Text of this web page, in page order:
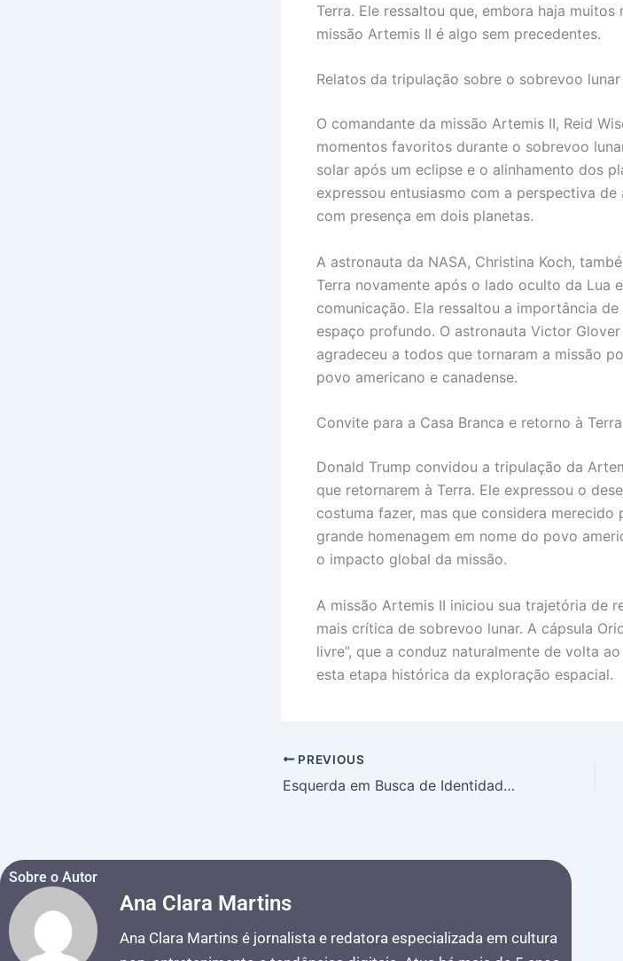
Terra. Ele ressaltou que, embora haja
missão Artemis II é algo sem precedentes.
Relatos da tripulação sobre o sobrevoo lunar
O comandante da missão Artemis II, Reid
momentos favoritos durante o sobrevoo
solar após um eclipse e o alinhamento dos
expressou entusiasmo com a perspectiva
com presença em dois planetas.
A astronauta da NASA, Christina Koch,
Terra novamente após o lado oculto da Lua
comunicação. Ela ressaltou a importância
espaço profundo. O astronauta Victor
agradeceu a todos que tornaram a missão
povo americano e canadense.
Convite para a Casa Branca e retorno à Terra
Donald Trump convidou a tripulação da
que retornarem à Terra. Ele expressou o
costuma fazer, mas que considera
grande homenagem em nome do povo
o impacto global da missão.
A missão Artemis II iniciou sua trajetória de
mais crítica de sobrevoo lunar. A cápsula
livre”, que a conduz naturalmente de volta
esta etapa histórica da exploração espacial.
PREVIOUS
Esquerda em Busca de Identidade: Partidos Menores Temem Ser Engolidos Pelo PT e Lutam por Autonomia
Sobre o Autor
Ana Clara Martins
Ana Clara Martins é jornalista e redatora especializada em cultura